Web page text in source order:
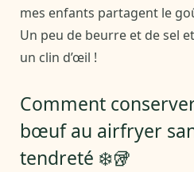
mes enfants partagent le
Un peu de beurre et de sel
un clin d’œil !
Comment
bœuf au airfryer
tendreté ❄️🥡